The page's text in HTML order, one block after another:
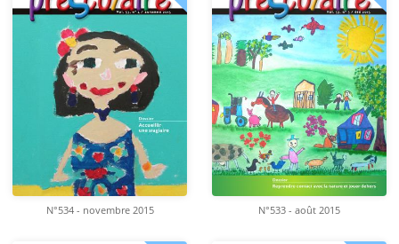
N°534 - novembre 2015 N°533 - août 2015